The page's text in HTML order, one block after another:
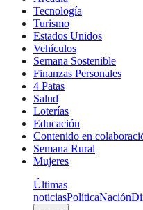
Tecnología
Turismo
Estados Unidos
Vehículos
Semana Sostenible
Finanzas Personales
4 Patas
Salud
Loterías
Educación
Contenido en
Semana Rural
Mujeres
Últimas
noticiasPolíticaNación